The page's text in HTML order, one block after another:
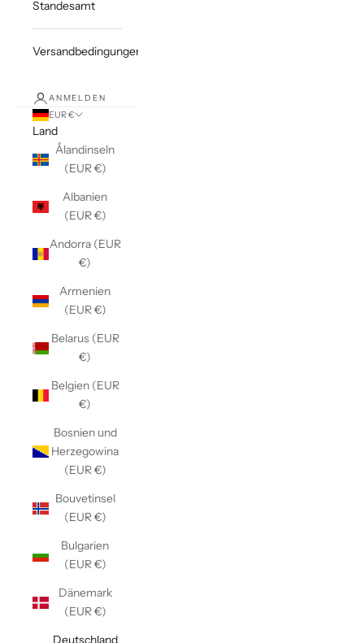
Standesamt
Versandbedingungen
ANMELDEN
EUR €
Land
Ålandinseln
(EUR €)
Albanien
(EUR €)
Andorra (EUR
€)
Armenien
(EUR €)
Belarus (EUR
€)
Belgien (EUR
€)
Bosnien und
Herzegowina
(EUR €)
Bouvetinsel
(EUR €)
Bulgarien
(EUR €)
Dänemark
(EUR €)
Deutschland